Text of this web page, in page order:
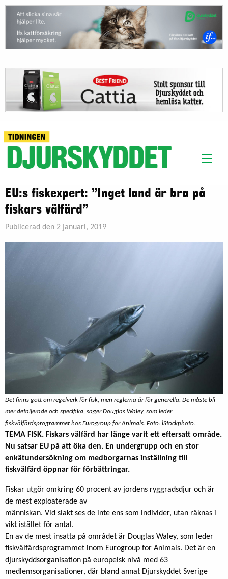
EU:s fiskexpert: ”Inget land är bra på
fiskars välfärd”
Publicerad den 2 januari, 2019
Det finns gott om regelverk för fisk, men reglerna är för generella. De måste bli
mer detaljerade och specifika, säger Douglas Waley, som leder
fiskvälfärdsprogrammet hos Eurogroup for Animals. Foto: iStockphoto.
TEMA FISK. Fiskars välfärd har länge varit ett eftersatt område.
Nu satsar EU på att öka den. En undergrupp och en stor
enkätundersökning om medborgarnas inställning till
fiskvälfärd öppnar för förbättringar.
Fiskar utgör omkring 60 procent av jordens ryggradsdjur och är
de mest exploaterade av
människan. Vid slakt ses de inte ens som individer, utan räknas i
vikt istället för antal.
En av de mest insatta på området är Douglas Waley, som leder
fiskvälfärdsprogrammet inom Eurogroup for Animals. Det är en
djurskyddsorganisation på europeisk nivå med 63
medlemsorganisationer, där bland annat Djurskyddet Sverige